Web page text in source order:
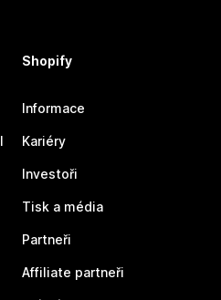
Shopify
Informace
Kariéry
Investoři
Tisk a média
Partneři
Affiliate partneři